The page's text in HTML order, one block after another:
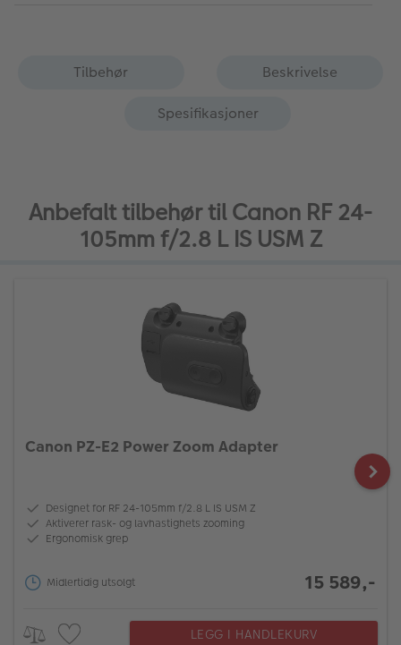
Tilbehør
Beskrivelse
Spesifikasjoner
Anbefalt tilbehør til Canon RF 24-
105mm f/2.8 L IS USM Z
Canon PZ-E2 Power Zoom Adapter
Designet for RF 24-105mm f/2.8 L IS USM Z
Aktiverer rask- og lavhastighets zooming
Ergonomisk grep
Midlertidig utsolgt 15 589,-
LEGG I HANDLEKURV